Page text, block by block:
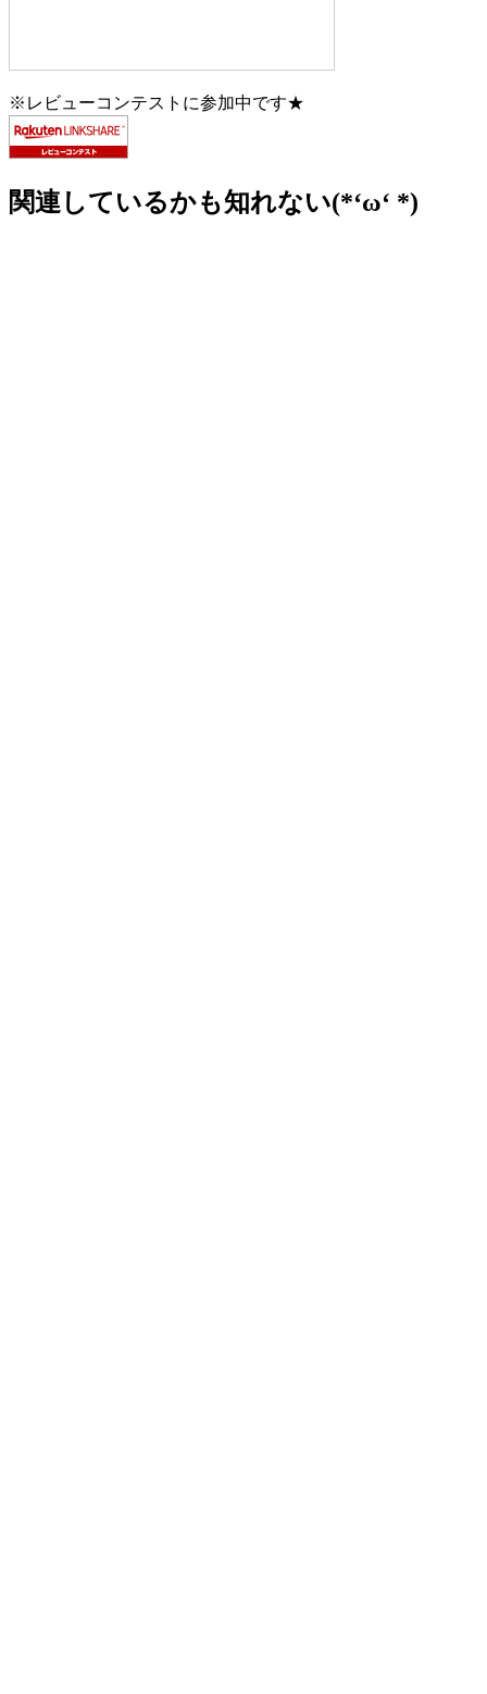
※レビューコンテストに参加中です★
関連しているかも知れない(*‘ω‘ *)